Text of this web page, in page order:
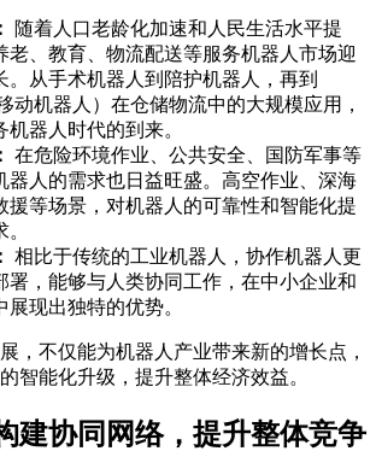
随着人口老龄化加速和人民生活水平提
老、教育、物流配送等服务机器人市场迎
。从手术机器人到陪护机器人，再到
动机器人）在仓储物流中的大规模应用，
器人时代的到来。
在危险环境作业、公共安全、国防军事等
器人的需求也日益旺盛。高空作业、深海
援等场景，对机器人的可靠性和智能化提
相比于传统的工业机器人，协作机器人更
署，能够与人类协同工作，在中小企业和
现出独特的优势。
，不仅能为机器人产业带来新的增长点，
智能化升级，提升整体经济效益。
建协同网络，提升整体竞争